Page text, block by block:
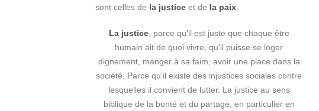
sont celles de la justice et de la paix
La justice, parce qu’il est juste que chaque être
humain ait de quoi vivre, qu’il puisse se loger
dignement, manger à sa faim, avoir une place dans la
société. Parce qu’il existe des injustices sociales contre
lesquelles il convient de lutter. La justice au sens
biblique de la bonté et du partage, en particulier en